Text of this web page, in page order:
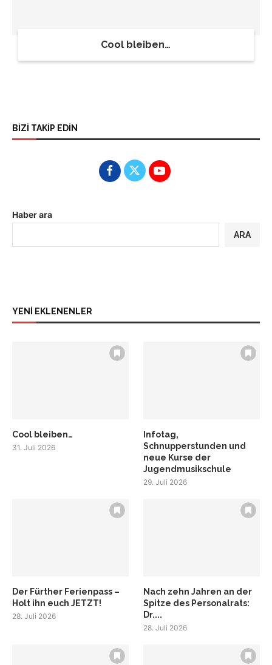
Cool bleiben…
BİZİ TAKİP EDİN
Haber ara
ARA
YENİ EKLENENLER
Cool bleiben…
31. Juli 2026
Infotag,
Schnupperstunden und
neue Kurse der
Jugendmusikschule
29. Juli 2026
Der Fürther Ferienpass –
Holt ihn euch JETZT!
28. Juli 2026
Nach zehn Jahren an der
Spitze des Personalrats:
Dr....
28. Juli 2026